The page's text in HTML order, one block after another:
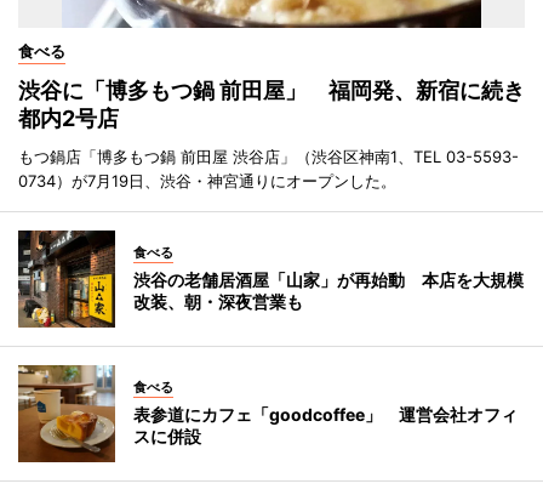
食べる
渋谷に「博多もつ鍋 前田屋」 福岡発、新宿に続き
都内2号店
もつ鍋店「博多もつ鍋 前田屋 渋谷店」（渋谷区神南1、TEL 03-5593-
0734）が7月19日、渋谷・神宮通りにオープンした。
食べる
渋谷の老舗居酒屋「山家」が再始動 本店を大規模
改装、朝・深夜営業も
食べる
表参道にカフェ「goodcoffee」 運営会社オフィ
スに併設